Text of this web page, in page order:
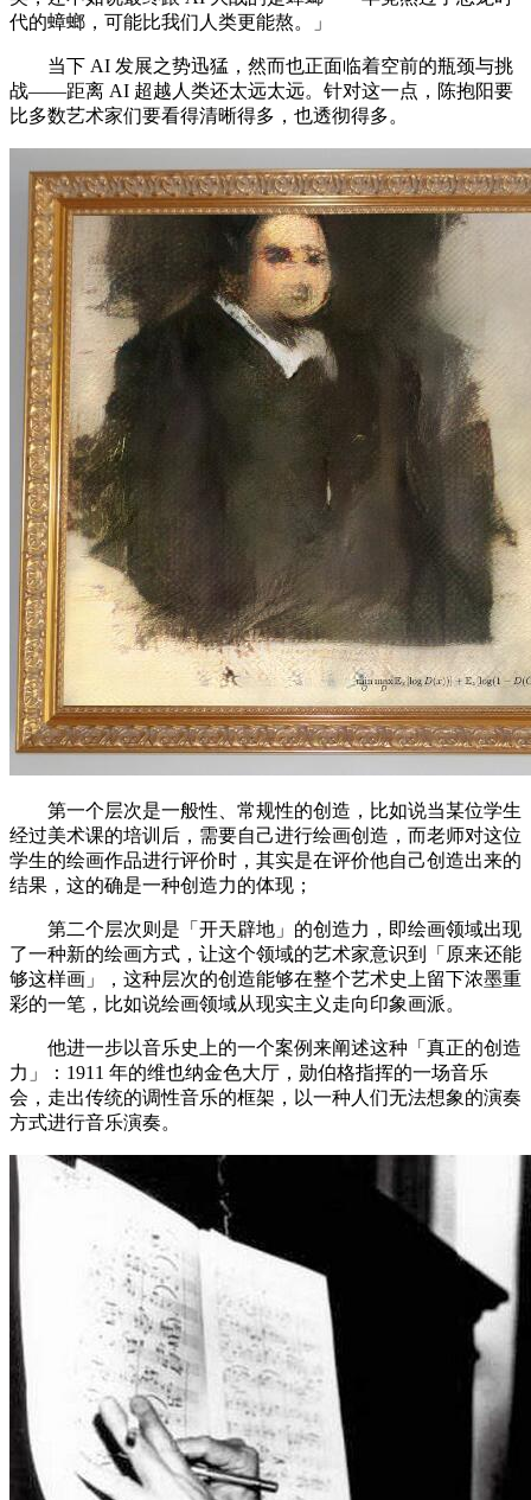
代的蟑螂，可能比我们人类更能熬。」
当下 AI 发展之势迅猛，然而也正面临着空前的瓶颈与挑
战——距离 AI 超越人类还太远太远。针对这一点，陈抱阳要
比多数艺术家们要看得清晰得多，也透彻得多。
第一个层次是一般性、常规性的创造，比如说当某位学生
经过美术课的培训后，需要自己进行绘画创造，而老师对这位
学生的绘画作品进行评价时，其实是在评价他自己创造出来的
结果，这的确是一种创造力的体现；
第二个层次则是「开天辟地」的创造力，即绘画领域出现
了一种新的绘画方式，让这个领域的艺术家意识到「原来还能
够这样画」，这种层次的创造能够在整个艺术史上留下浓墨重
彩的一笔，比如说绘画领域从现实主义走向印象画派。
他进一步以音乐史上的一个案例来阐述这种「真正的创造
力」：1911 年的维也纳金色大厅，勋伯格指挥的一场音乐
会，走出传统的调性音乐的框架，以一种人们无法想象的演奏
方式进行音乐演奏。